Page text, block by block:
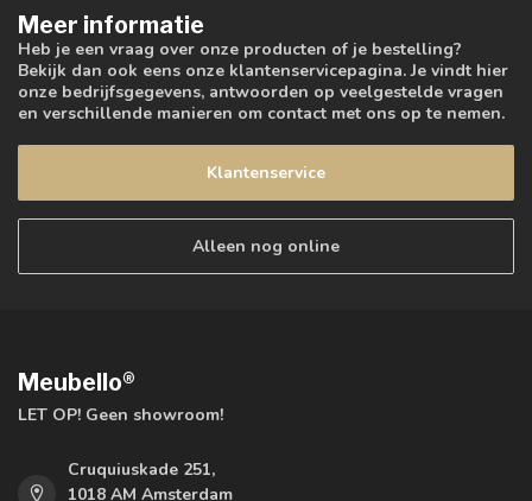
Meer informatie
Heb je een vraag over onze producten of je bestelling?
Bekijk dan ook eens onze klantenservicepagina. Je vindt hier
onze bedrijfsgegevens, antwoorden op veelgestelde vragen
en verschillende manieren om contact met ons op te nemen.
Klantenservice
Alleen nog online
Meubello®
LET OP! Geen showroom!
Cruquiuskade 251,
1018 AM Amsterdam